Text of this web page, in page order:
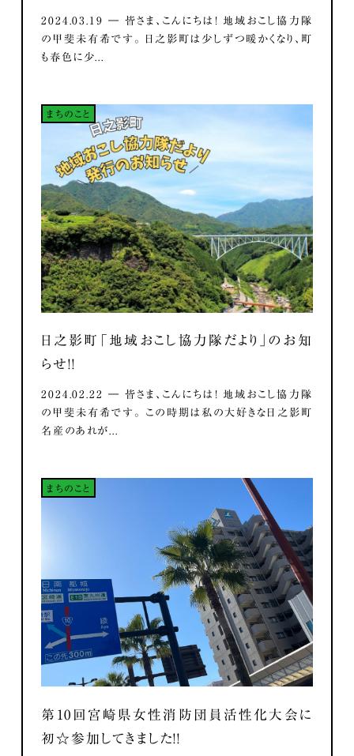
2024.03.19 ― 皆さま、こんにちは！ 地域おこし協力隊
の甲斐未有希です。 日之影町は少しずつ暖かくなり、町
も春色に少...
まちのこと
日之影町「地域おこし協力隊だより」のお知
らせ！！
2024.02.22 ― 皆さま、こんにちは！ 地域おこし協力隊
の甲斐未有希です。 この時期は私の大好きな日之影町
名産のあれが...
まちのこと
第10回宮崎県女性消防団員活性化大会に
初☆参加してきました！！